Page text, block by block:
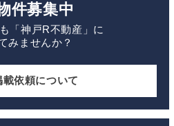
件募集中
「神戸R不動産」に
みませんか？
依頼について